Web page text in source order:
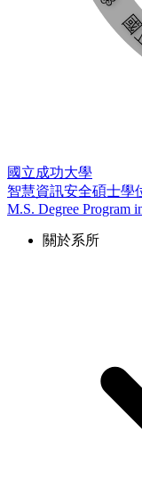
國立成功大學
智慧資訊安全碩士學
M.S. Degree Program
關於系所